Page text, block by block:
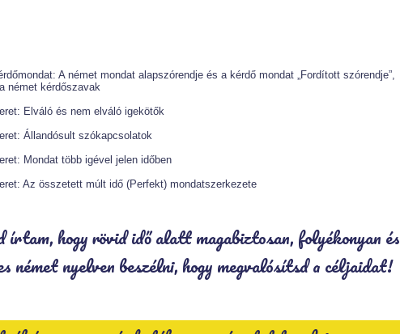
A német mondat alapszórendje és a kérdő mondat „Fordított szórendje”,
német kérdőszavak
Elváló és nem elváló igekötők
Állandósult szókapcsolatok
Mondat több igével jelen időben
Az összetett múlt idő (Perfekt) mondatszerkezete
hogy rövid idő alatt magabiztosan, folyékonyan és
német nyelven beszélni, hogy megvalósítsd a céljaidat!